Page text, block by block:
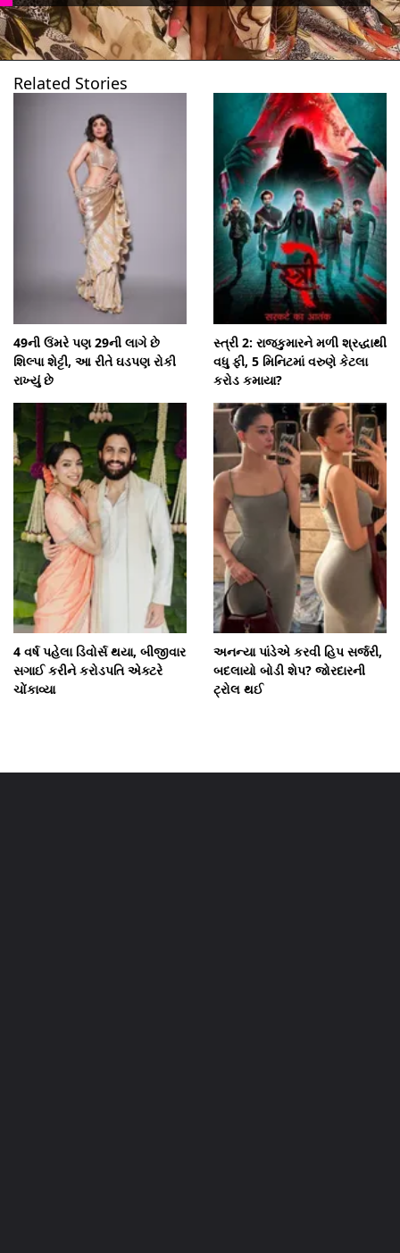
Related Stories
49ની ઉંમરે પણ 29ની લાગે છે
શિલ્પા શેટ્ટી, આ રીતે ઘડપણ રોકી
રાખ્યું છે
સ્ત્રી 2: રાજકુમારને મળી શ્રદ્ધાથી
વધુ ફી, 5 મિનિટમાં વરુણે કેટલા
કરોડ કમાયા?
4 વર્ષ પહેલા ડિવોર્સ થયા, બીજીવાર
સગાઈ કરીને કરોડપતિ એક્ટરે
ચોંકાવ્યા
અનન્યા પાંડેએ કરવી હિપ સર્જરી,
બદલાયો બોડી શેપ? જોરદારની
ટ્રોલ થઈ